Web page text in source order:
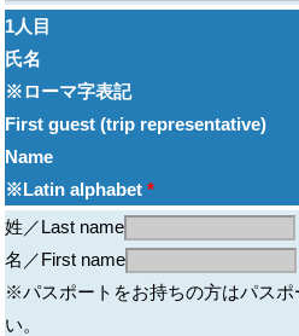
1人目
氏名
※ローマ字表記
First guest (trip representative)
Name
※Latin alphabet *
姓／Last name
名／First name
※パスポートをお持ちの方はパスポ
い。